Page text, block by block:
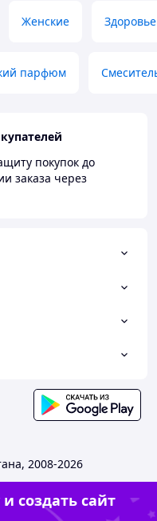
Женские Здоровье
парфюм
покупок до
заказа через
2008-2026
создать сайт